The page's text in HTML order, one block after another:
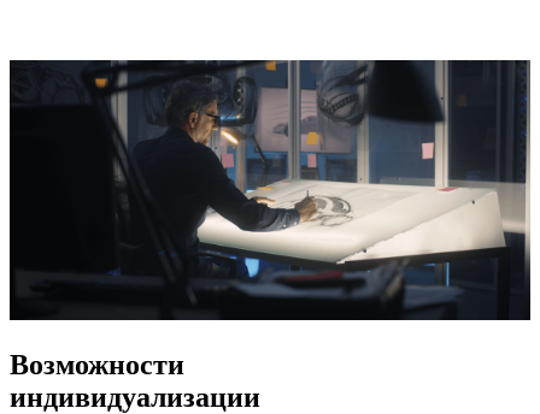
Возможности
индивидуализации